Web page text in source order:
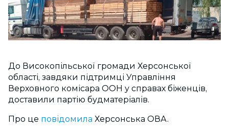
До Високопільської громади Херсонської
області, завдяки підтримці Управління
Верховного комісара ООН у справах біженців,
доставили партію будматеріалів.
Про це повідомила Херсонська ОВА.